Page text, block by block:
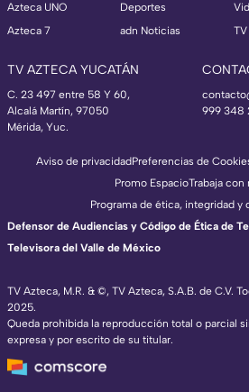
Azteca UNO
Azteca 7
Deportes
adn Noticias
TV AZTECA YUCATÁN
C. 23 497 entre 58 Y 60,
Alcalá Martín, 97050
Mérida, Yuc.
999 348
TV Azteca, M.R. & ©, TV Azteca, S.A.B. de C.V.
2025.
Queda prohibida la reproducción total o parcial
expresa y por escrito de su titular.
Aviso de privacidadPreferencias de
Promo EspacioTrabaja con
Programa de ética, integridad
Defensor de Audiencias y Código de Ética de
Televisora del Valle de México